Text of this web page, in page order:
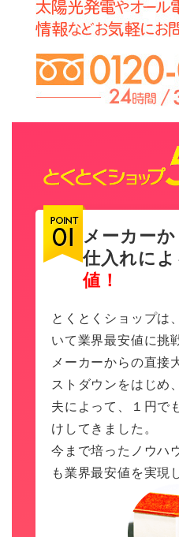
メーカー
仕入れによ
値！
とくとくショップは
いて業界最安値に挑
メーカーからの直接
ストダウンをはじめ
夫によって、１円で
けしてきました。
今まで培ったノウハ
も業界最安値を実現